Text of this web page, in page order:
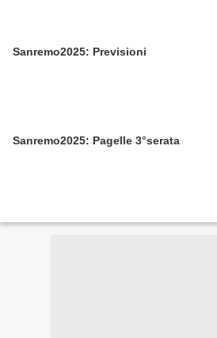
Sanremo2025: Previsioni
Sanremo2025: Pagelle 3°serata